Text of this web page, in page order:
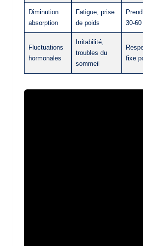
Diminution
absorption
Fatigue, prise
de poids
30-
Fluctuations
hormonales
Irritabilité,
troubles du
sommeil
fixe